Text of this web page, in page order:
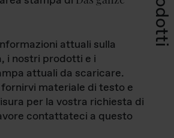
attuali sulla
i nostri prodotti e i
attuali da scaricare.
materiale di testo e
per la vostra richiesta di
contattateci a questo